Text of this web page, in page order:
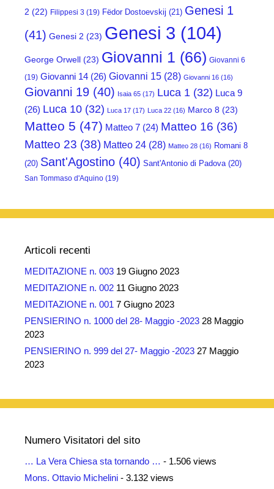
2 (22) Filippesi 3 (19) Fëdor Dostoevskij (21) Genesi 1
(41) Genesi 2 (23) Genesi 3 (104)
George Orwell (23) Giovanni 1 (66) Giovanni 6
(19) Giovanni 14 (26) Giovanni 15 (28) Giovanni 16 (16)
Giovanni 19 (40) Isaia 65 (17) Luca 1 (32) Luca 9
(26) Luca 10 (32) Luca 17 (17) Luca 22 (16) Marco 8 (23)
Matteo 5 (47) Matteo 7 (24) Matteo 16 (36)
Matteo 23 (38) Matteo 24 (28) Matteo 28 (16) Romani 8
(20) Sant'Agostino (40) Sant'Antonio di Padova(20)
San Tommaso d'Aquino (19)
Articoli recenti
MEDITAZIONE n. 003 19 Giugno 2023
MEDITAZIONE n. 002 11 Giugno 2023
MEDITAZIONE n. 001 7 Giugno 2023
PENSIERINO n. 1000 del 28- Maggio -2023 28 Maggio
2023
PENSIERINO n. 999 del 27- Maggio -2023 27 Maggio
2023
Numero Visitatori del sito
… La Vera Chiesa sta tornando … - 1.506 views
Mons. Ottavio Michelini - 3.132 views